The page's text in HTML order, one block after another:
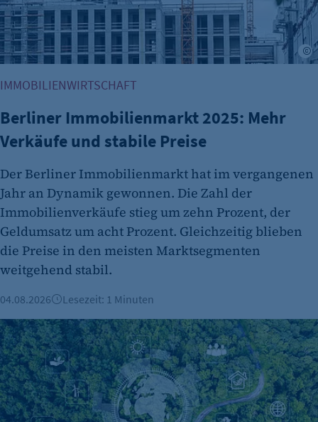
etracker Analytics
Name:
et_oi_v2
etracker GmbH
Zweck:
Cookie Laufzeit:
2 Jahre
etracker Analytics
Name:
et_allow_cookies
Anbieter:
Zweck:
Es erlaubt eTracker Cookies zu setzen.
Cookie Laufzeit:
480 Tage
IMMOBILIENWIRTSCHAFT
Berliner Immobilienmarkt 2025: Mehr
Verkäufe und stabile Preise
Der Berliner Immobilienmarkt hat im vergangenen
Jahr an Dynamik gewonnen. Die Zahl der
Immobilienverkäufe stieg um zehn Prozent, der
Geldumsatz um acht Prozent. Gleichzeitig blieben
die Preise in den meisten Marktsegmenten
weitgehend stabil.
04.08.2026 Lesezeit: 1 Minuten
ESG & Nachhaltigkeit: Was die neuen Vorgaben für